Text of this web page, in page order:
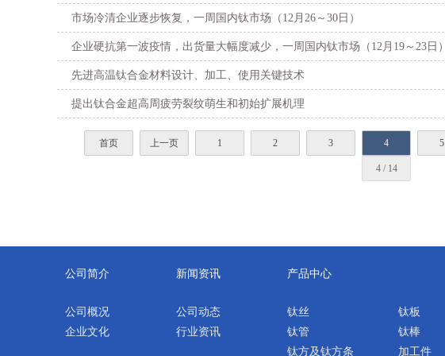
市场冷清企业逐步恢复，一周国内钛市场（12月26～30日）
企业硬抗第一波疫情，出货量大幅度减少，一周国内钛市场（12月19～23日）
先进高温钛合金材料设计、加工、使用关键技术
提出钛合金超高周疲劳裂纹萌生和初始扩展机理
首页 上一页 1 2 3 4 5
4 / 14
公司简介
公司概况
企业文化
新闻资讯
公司动态
行业资讯
产品中心
钛丝
钛板
钛管
钛棒
钛方及钛方条
加工件